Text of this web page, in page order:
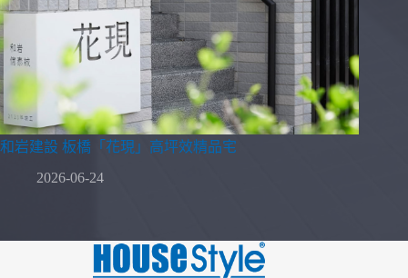
和岩建設 板橋「花現」高坪效精品宅
2026-06-24